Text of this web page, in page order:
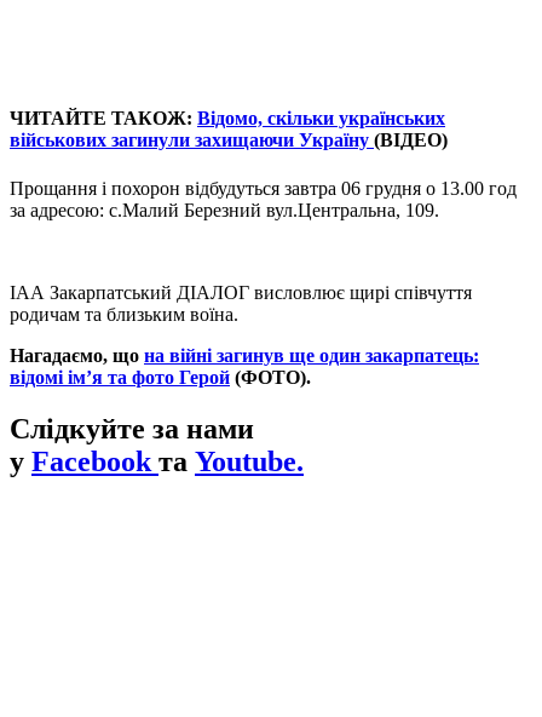
ЧИТАЙТЕ ТАКОЖ: Відомо, скільки українських
військових загинули захищаючи Україну (ВІДЕО)
Прощання і похорон відбудуться завтра 06 грудня о 13.00 год
за адресою: с.Малий Березний вул.Центральна, 109.
ІАА Закарпатський ДІАЛОГ висловлює щирі співчуття
родичам та близьким воїна.
Нагадаємо, що на війні загинув ще один закарпатець:
відомі ім’я та фото Герой (ФОТО).
Слідкуйте за нами
у Facebook та Youtube.